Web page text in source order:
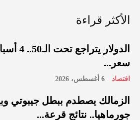
الأكثر قراءة
الدولار
سعر...
اقتصاد 6 أغسطس، 2026
الزمالك يصطدم ببطل جيبوتي
جورماهيا.. نتائج قرعة...